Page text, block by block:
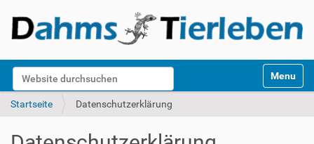
Website durchsuchen
k
Toggle
Startseite Datenschutzerklärung